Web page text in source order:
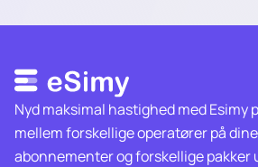
Nyd maksimal hastighed med Esimy
mellem forskellige operatører på
abonnementer og forskellige pakker